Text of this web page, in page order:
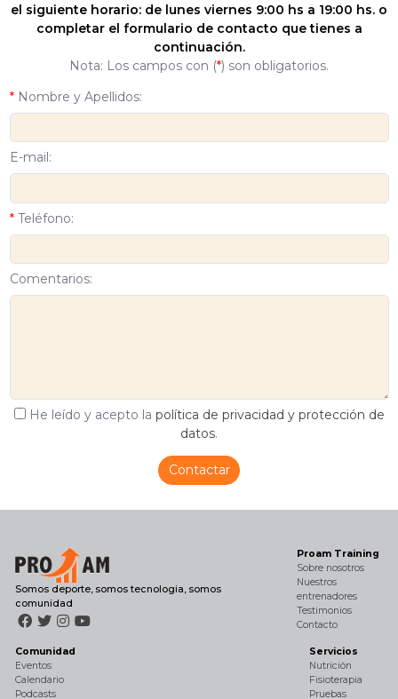
el siguiente horario: de lunes viernes 9:00 hs a 19:00 hs. o
completar el formulario de contacto que tienes a
continuación.
Nota: Los campos con (*) son obligatorios.
*Nombre y Apellidos:
E-mail:
*Teléfono:
Comentarios:
He leído y acepto la política de privacidad y protección de
datos.
Contactar
Somos deporte, somos tecnologia, somos
comunidad
Proam Training
Sobre nosotros
Nuestros
entrenadores
Testimonios
Contacto
Comunidad
Eventos
Calendario
Podcasts
Servicios
Nutrición
Fisioterapia
Pruebas